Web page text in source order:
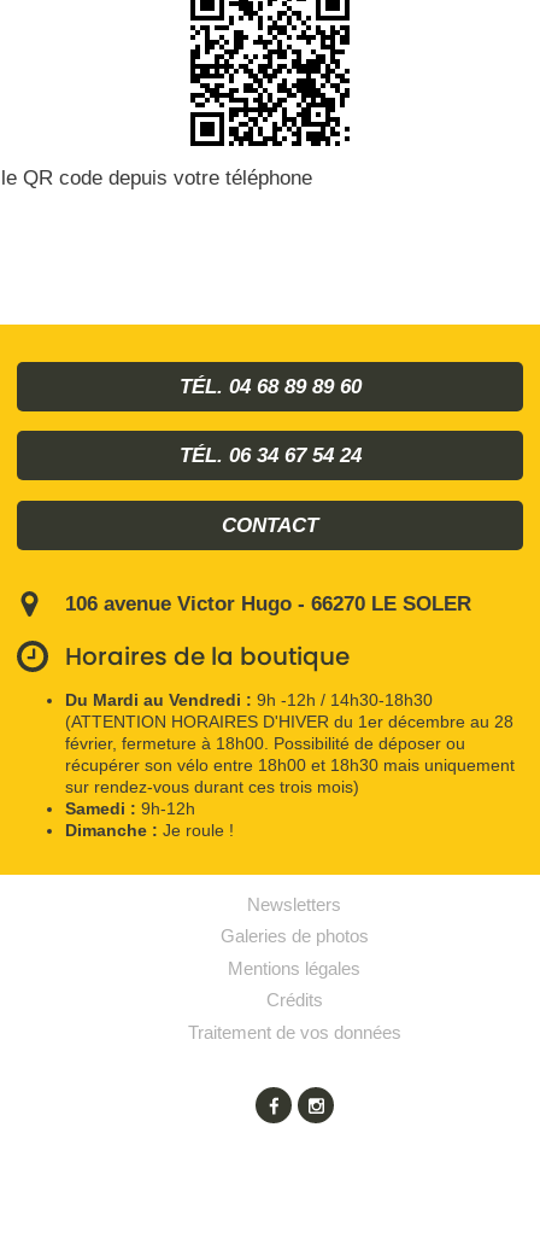
QR code depuis votre téléphone
TÉL. 04 68 89 89 60
TÉL. 06 34 67 54 24
CONTACT
106 avenue Victor Hugo - 66270 LE SOLER
Horaires de la boutique
Du Mardi au Vendredi : 9h -12h / 14h30-18h30
(ATTENTION HORAIRES D'HIVER du 1er décembre au 28
février, fermeture à 18h00. Possibilité de déposer ou
récupérer son vélo entre 18h00 et 18h30 mais uniquement
sur rendez-vous durant ces trois mois)
Samedi : 9h-12h
Dimanche : Je roule !
Newsletters
Galeries de photos
Mentions légales
Crédits
Traitement de vos données